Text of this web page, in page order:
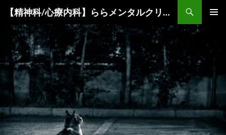
へ
ス
キ
プ
【精神科/心療内科】ららメンタルクリニック